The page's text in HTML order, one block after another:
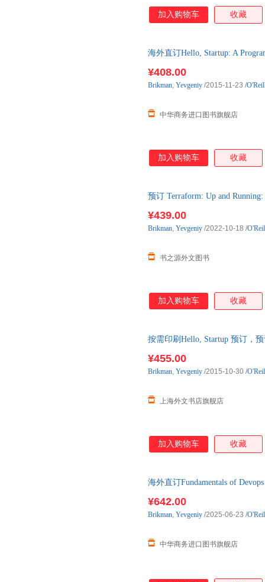
加入购物车 收藏
海外直订Hello, Startup: A
¥408.00
中华商务进口图书旗舰店
Brikman, Yevgeniy /2015-11-23 /
加入购物车 收藏
预订 Terraform: Up and
¥439.00
书之源外文图书
Brikman, Yevgeniy /2022-10-18 /
加入购物车 收藏
按需印刷Hello, Startup 预订，
¥455.00
上海外文书店旗舰店
Brikman, Yevgeniy /2015-10-30 /
加入购物车 收藏
海外直订Fundamentals of
¥642.00
中华商务进口图书旗舰店
Brikman, Yevgeniy /2025-06-23 /